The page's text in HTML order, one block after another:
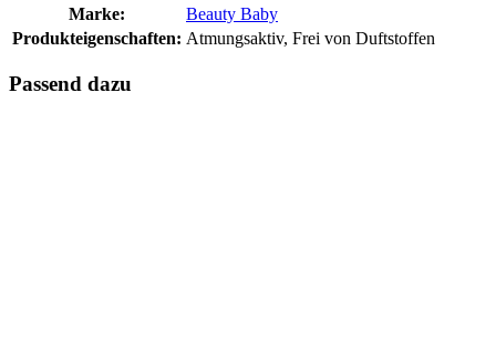
Marke:
Beauty Baby
Produkteigenschaften: Atmungsaktiv, Frei von Duftstoffen
Passend dazu